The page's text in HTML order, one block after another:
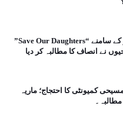
اقوام متحدہ ہیڈکوارٹر کے سامنے “Save Our Daughters”
نے انصاف کا مطالبہ کر دیا
کمیونٹی کا احتجاج؛ ماریہ